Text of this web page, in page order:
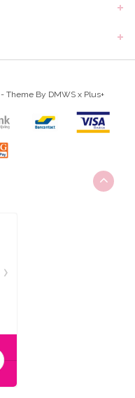
- Theme By DMWS x Plus+